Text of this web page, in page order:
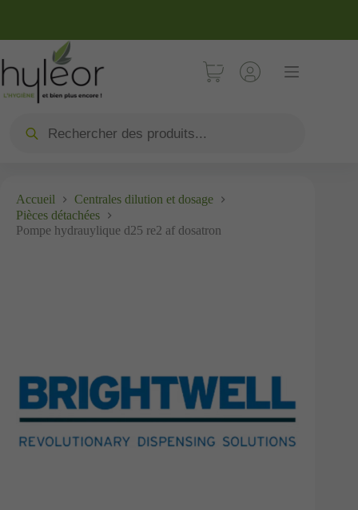
Accueil
Centrales dilution et dosage
Pièces détachées
Pompe hydrauylique d25 re2 af dosatron